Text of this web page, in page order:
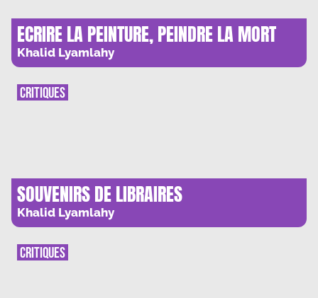
ECRIRE LA PEINTURE, PEINDRE LA MORT
Khalid Lyamlahy
SOUVENIRS DE LIBRAIRES
Khalid Lyamlahy
CRITIQUES
CRITIQUES